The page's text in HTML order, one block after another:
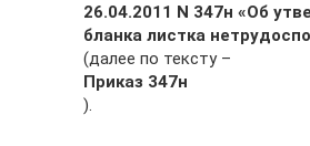
26.04.2011 N 347н «Об
бланка листка
(далее по тексту –
Приказ 347н
).